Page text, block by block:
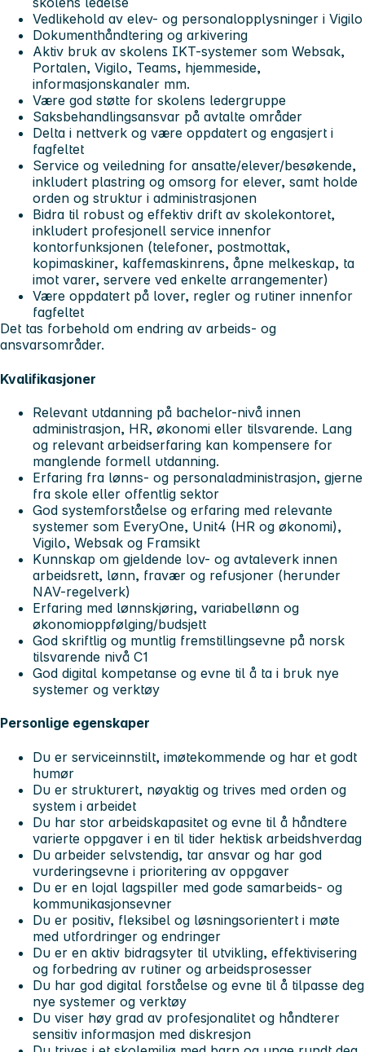
Vedlikehold av elev- og personalopplysninger i Vigilo
Dokumenthåndtering og arkivering
Aktiv bruk av skolens IKT-systemer som Websak,
Portalen, Vigilo, Teams, hjemmeside,
informasjonskanaler mm.
Være god støtte for skolens ledergruppe
Saksbehandlingsansvar på avtalte områder
Delta i nettverk og være oppdatert og engasjert i
fagfeltet
Service og veiledning for ansatte/elever/besøkende,
inkludert plastring og omsorg for elever, samt holde
orden og struktur i administrasjonen
Bidra til robust og effektiv drift av skolekontoret,
inkludert profesjonell service innenfor
kontorfunksjonen (telefoner, postmottak,
kopimaskiner, kaffemaskinrens, åpne melkeskap, ta
imot varer, servere ved enkelte arrangementer)
Være oppdatert på lover, regler og rutiner innenfor
fagfeltet
Det tas forbehold om endring av arbeids- og
ansvarsområder.
Kvalifikasjoner
Relevant utdanning på bachelor-nivå innen
administrasjon, HR, økonomi eller tilsvarende. Lang
og relevant arbeidserfaring kan kompensere for
manglende formell utdanning.
Erfaring fra lønns- og personaladministrasjon, gjerne
fra skole eller offentlig sektor
God systemforståelse og erfaring med relevante
systemer som EveryOne, Unit4 (HR og økonomi),
Vigilo, Websak og Framsikt
Kunnskap om gjeldende lov- og avtaleverk innen
arbeidsrett, lønn, fravær og refusjoner (herunder
NAV-regelverk)
Erfaring med lønnskjøring, variabellønn og
økonomioppfølging/budsjett
God skriftlig og muntlig fremstillingsevne på norsk
tilsvarende nivå C1
God digital kompetanse og evne til å ta i bruk nye
systemer og verktøy
Personlige egenskaper
Du er serviceinnstilt, imøtekommende og har et godt
humør
Du er strukturert, nøyaktig og trives med orden og
system i arbeidet
Du har stor arbeidskapasitet og evne til å håndtere
varierte oppgaver i en til tider hektisk arbeidshverdag
Du arbeider selvstendig, tar ansvar og har god
vurderingsevne i prioritering av oppgaver
Du er en lojal lagspiller med gode samarbeids- og
kommunikasjonsevner
Du er positiv, fleksibel og løsningsorientert i møte
med utfordringer og endringer
Du er en aktiv bidragsyter til utvikling, effektivisering
og forbedring av rutiner og arbeidsprosesser
Du har god digital forståelse og evne til å tilpasse deg
nye systemer og verktøy
Du viser høy grad av profesjonalitet og håndterer
sensitiv informasjon med diskresjon